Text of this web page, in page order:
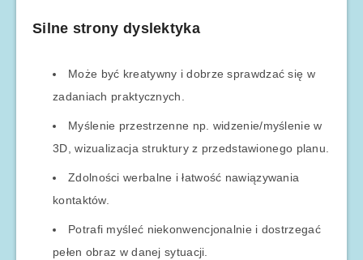
Silne strony dyslektyka
Może być kreatywny i dobrze sprawdzać się w
zadaniach praktycznych.
Myślenie przestrzenne np. widzenie/myślenie w
3D, wizualizacja struktury z przedstawionego planu.
Zdolności werbalne i łatwość nawiązywania
kontaktów.
Potrafi myśleć niekonwencjonalnie i dostrzegać
pełen obraz w danej sytuacji.